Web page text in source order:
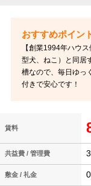
【創業1994年ハウ
型犬、ねこ）と同居
槽なので、毎日ゆっ
付きで安心です！
賃料
共益費 / 管理費
敷金 / 礼金